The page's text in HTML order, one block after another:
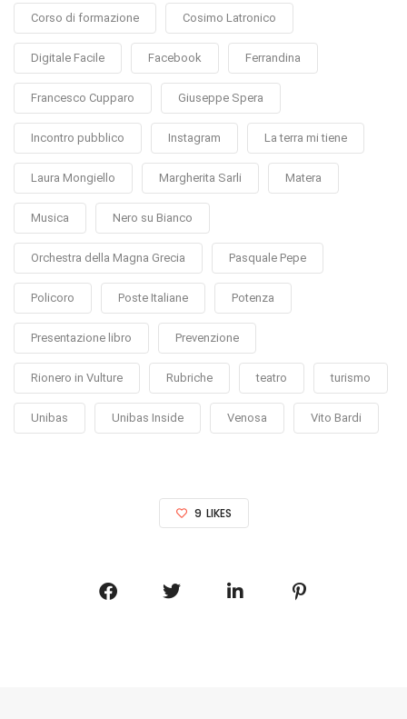
Corso di formazione Cosimo Latronico
Digitale Facile Facebook Ferrandina
Francesco Cupparo Giuseppe Spera
Incontro pubblico Instagram La terra mi tiene
Laura Mongiello Margherita Sarli Matera
Musica Nero su Bianco
Orchestra della Magna Grecia Pasquale Pepe
Policoro Poste Italiane Potenza
Presentazione libro Prevenzione
Rionero in Vulture Rubriche teatro turismo
Unibas Unibas Inside Venosa Vito Bardi
9 LIKES